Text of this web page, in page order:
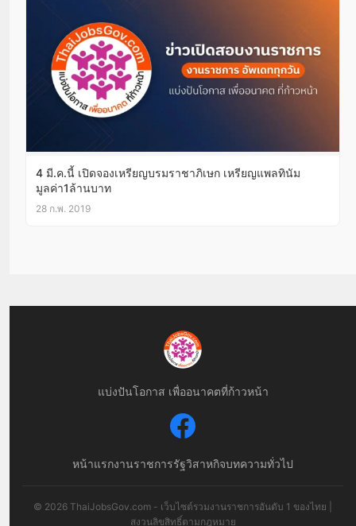
4 มี.ค.นี้ เปิดจองเหรียญบรมราชาภิเษก เหรียญแพลทินัม
มูลค่า1ล้านบาท
28 ก.พ. 2019
แบ่งปันโอกาส เพื่ออนาคตที่ก้าวหน้า
หน้าแรกงานราชการรัฐวิสาหกิจบทความทั่วไป
© 2026 ThaiJobsGov.com - เว็บไซต์รวมงานราชการอันดับ 1 ของไทย |
สงวนลิขสิทธิ์ตามกฎหมาย